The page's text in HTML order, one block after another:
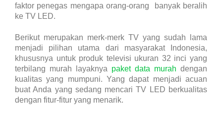
Topup E-Wallet
Voucher Game Online
Voucher Wifi, dll
Transaksi Via Facebook
Transaksi Via Telegram
Transaksi Via Gtalk
faktor penegas mengapa orang-orang banyak beralih
ke TV LED.
Berikut merupakan merk-merk TV yang sudah lama
menjadi pilihan utama dari masyarakat Indonesia,
khususnya untuk produk televisi ukuran 32 inci yang
terbilang murah layaknya paket data murah dengan
kualitas yang mumpuni. Yang dapat menjadi acuan
buat Anda yang sedang mencari TV LED berkualitas
dengan fitur-fitur yang menarik.